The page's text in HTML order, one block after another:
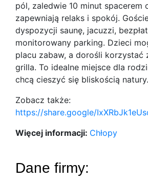
pól, zaledwie 10 minut spacerem
zapewniają relaks i spokój.
dyspozycji saunę, jacuzzi,
monitorowany parking. Dzieci
placu zabaw, a dorośli korzystać
grilla. To idealne miejsce dla
chcą cieszyć się bliskością natury.
Zobacz także:
https://share.google/
Więcej informacji: Chłopy
Dane firmy: